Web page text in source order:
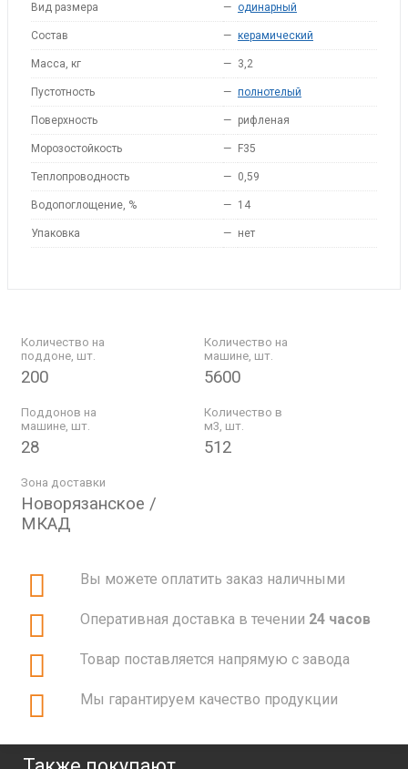
Вид размера — одинарный
Состав — керамический
Масса, кг — 3,2
Пустотность — полнотелый
Поверхность — рифленая
Морозостойкость — F35
Теплопроводность — 0,59
Водопоглощение, % — 14
Упаковка — нет
Количество на
поддоне, шт.
200
Количество на
машине, шт.
5600
Поддонов на
машине, шт.
28
Количество в
м3, шт.
512
Зона доставки
Новорязанское /
МКАД
Вы можете оплатить заказ наличными
Оперативная доставка в течении 24 часов
Товар поставляется напрямую с завода
Мы гарантируем качество продукции